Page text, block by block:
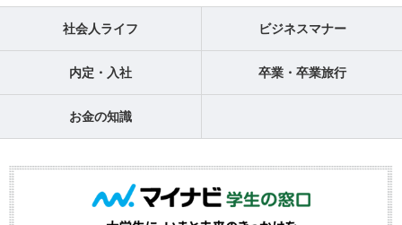
社会人ライフ ビジネスマナー
内定・入社 卒業・卒業旅行
お金の知識